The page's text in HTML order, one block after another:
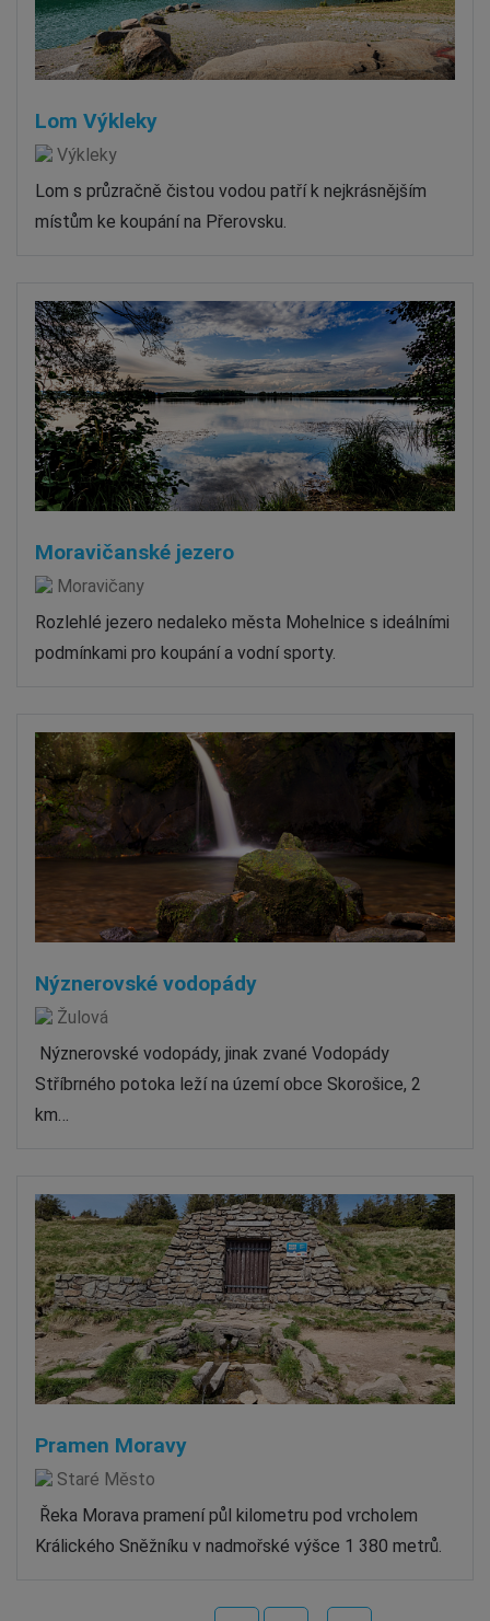
Lom Výkleky
Výkleky
Lom s průzračně čistou vodou patří k nejkrásnějším
místům ke koupání na Přerovsku.
Moravičanské jezero
Moravičany
Rozlehlé jezero nedaleko města Mohelnice s ideálními
podmínkami pro koupání a vodní sporty.
Nýznerovské vodopády
Žulová
Nýznerovské vodopády, jinak zvané Vodopády
Stříbrného potoka leží na území obce Skorošice, 2
km…
Pramen Moravy
Staré Město
Řeka Morava pramení půl kilometru pod vrcholem
Králického Sněžníku v nadmořské výšce 1 380 metrů.